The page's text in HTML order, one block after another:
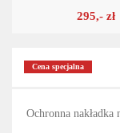
295,- zł
Cena specjalna
Ochronna